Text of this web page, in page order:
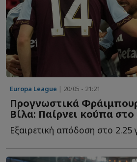
Europa League | 20/05 - 21:21
Προγνωστικά
Βίλα: Παίρνει κούπα στο
Εξαιρετική απόδοση στο 2.25